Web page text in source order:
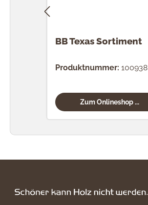
BB Texas Sortiment
Produktnummer: 100938
Zum Onlineshop ...